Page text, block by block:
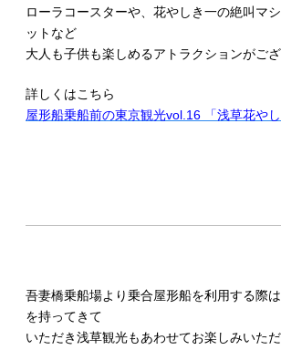
ローラコースターや、花やしき一の絶叫マ
ットなど
大人も子供も楽しめるアトラクションがござ
詳しくはこちら
屋形船乗船前の東京観光vol.16 「浅草花やし
吾妻橋乗船場より乗合屋形船を利用する際
を持ってきて
いただき浅草観光もあわせてお楽しみいた